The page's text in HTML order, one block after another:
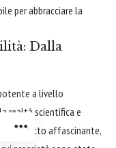
per abbracciare la
Dalla
a livello
realtà scientifica e
un frutto affascinante,